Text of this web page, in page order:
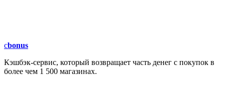
cbonus
Кэшбэк-сервис, который возвращает часть денег с покупок в
более чем 1 500 магазинах.